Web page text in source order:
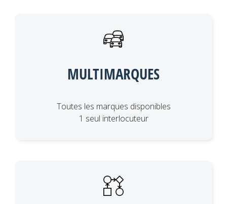
MULTIMARQUES
Toutes les marques disponibles
1 seul interlocuteur